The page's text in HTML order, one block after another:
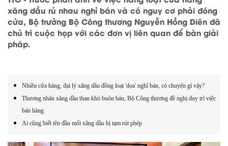
xăng dầu rủ nhau nghỉ bán và có nguy cơ phải đóng
cửa, Bộ trưởng Bộ Công thương Nguyễn Hồng Diên đã
chủ trì cuộc họp với các đơn vị liên quan để bàn giải
pháp.
Nhiều cửa hàng, đại lý xăng dầu đồng loạt 'dọa' nghỉ bán, có chuyện gì vậy?
Thương nhân xăng dầu than khó buôn bán, Bộ Công thương đề nghị duy trì việc
bán hàng
Ai cũng biết tên đầu mối xăng dầu bị tạm rút phép